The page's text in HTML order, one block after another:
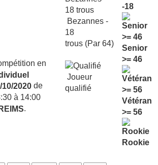
Bezannes -
18
trous (Par 64)
Joueur
qualifié
-18
Senior
>= 46
Vétéran
>= 56
Rookie
en
10/2020 de
à 14:00
REIMS.